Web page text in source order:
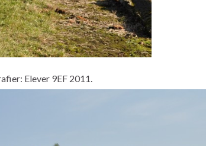
Elever 9EF 2011.